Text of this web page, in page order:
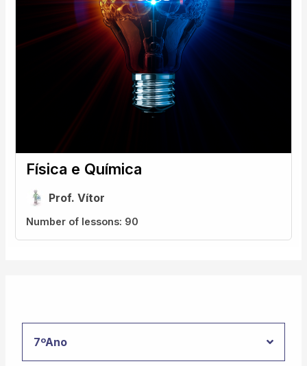
7ºAno
Física e Química
Prof. Vítor
Number of lessons: 90